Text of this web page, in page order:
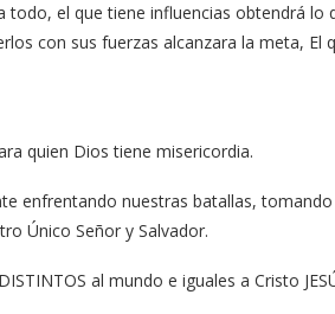
el que tiene influencias obtendrá lo
con sus fuerzas alcanzara la meta, El
quien Dios tiene misericordia.
enfrentando nuestras batallas,
Único Señor y Salvador.
al mundo e iguales a Cristo